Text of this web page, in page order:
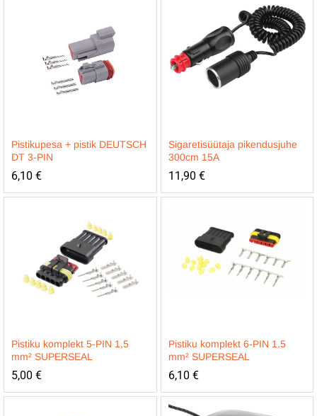
Pistikupesa + pistik DEUTSCH
DT 3-PIN
6,10 €
Sigaretisüütaja pikendusjuhe
300cm 15A
11,90 €
Pistiku komplekt 5-PIN 1,5
mm² SUPERSEAL
5,00 €
Pistiku komplekt 6-PIN 1,5
mm² SUPERSEAL
6,10 €